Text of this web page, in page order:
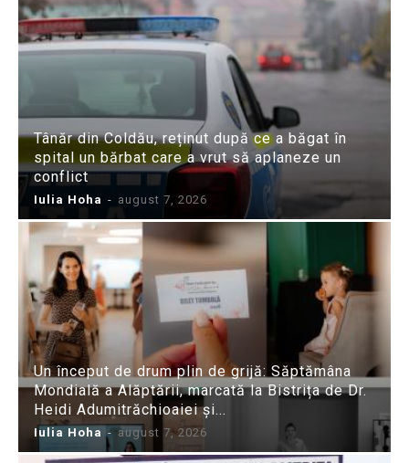
Tânăr din Coldău, reținut după ce a băgat în
spital un bărbat care a vrut să aplaneze un
conflict
Iulia Hoha - august 7, 2026
Un început de drum plin de grijă: Săptămâna
Mondială a Alăptării, marcată la Bistrița de Dr.
Heidi Adumitrăchioaiei și...
Iulia Hoha - august 7, 2026